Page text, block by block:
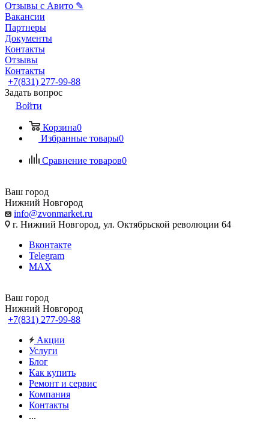
Отзывы с Авито ✎
Вакансии
Партнеры
Документы
Контакты
Отзывы
Контакты
+7(831) 277-99-88
Задать вопрос
Войти
Корзина0
Избранные товары0
Сравнение товаров0
Ваш город
Нижний Новгород
info@zvonmarket.ru
г. Нижний Новгород, ул. Октябрьской революции 64
Вконтакте
Telegram
MAX
Ваш город
Нижний Новгород
+7(831) 277-99-88
Акции
Услуги
Блог
Как купить
Ремонт и сервис
Компания
Контакты
...